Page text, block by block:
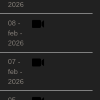
2026
08 -
feb -
2026
07 -
feb -
2026